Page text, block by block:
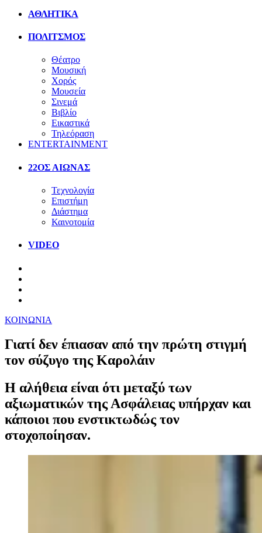
ΑΘΛΗΤΙΚΑ
ΠΟΛΙΤΣΜΟΣ
Θέατρο
Μουσική
Χορός
Μουσεία
Σινεμά
Βιβλίο
Εικαστικά
Τηλεόραση
ENTERTAINMENT
22ΟΣ ΑΙΩΝΑΣ
Τεχνολογία
Επιστήμη
Διάστημα
Καινοτομία
VIDEO
ΚΟΙΝΩΝΙΑ
Γιατί δεν έπιασαν από την πρώτη στιγμή
τον σύζυγο της Καρολάιν
Η αλήθεια είναι ότι μεταξύ των
αξιωματικών της Ασφάλειας υπήρχαν και
κάποιοι που ενστικτωδώς τον
στοχοποίησαν.